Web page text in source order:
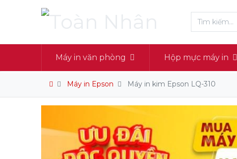
Máy in văn phòng Hộp mực máy in
Máy in Epson Máy in kim Epson LQ-310